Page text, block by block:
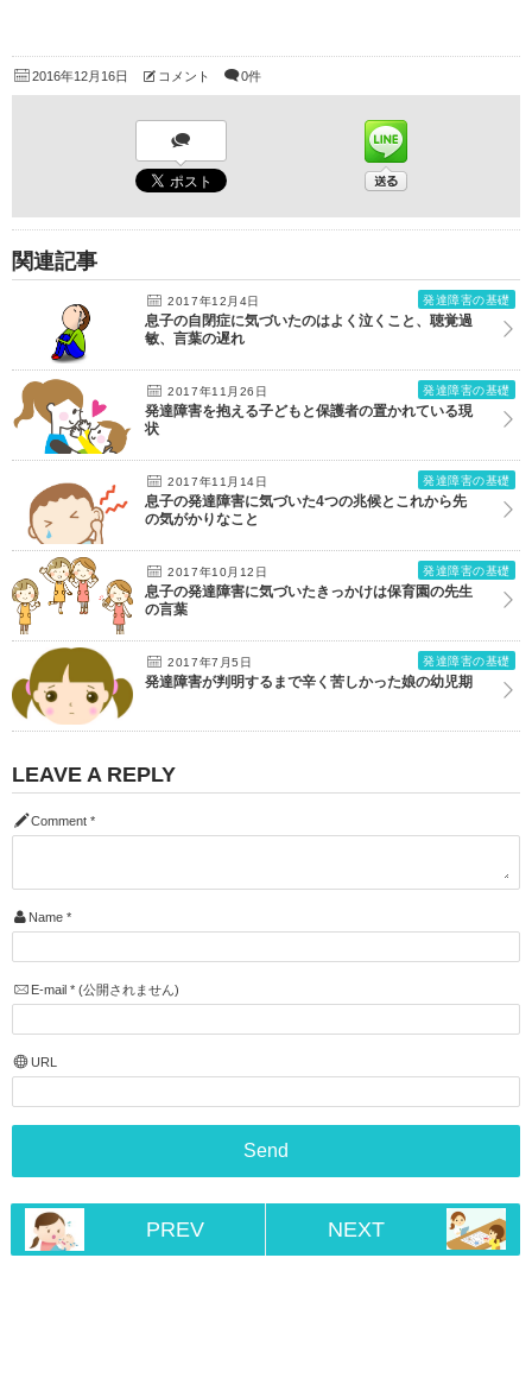
2016年12月16日 コメント 0件
関連記事
2017年12月4日 発達障害の基礎
息子の自閉症に気づいたのはよく泣くこと、聴覚過
敏、言葉の遅れ
2017年11月26日 発達障害の基礎
発達障害を抱える子どもと保護者の置かれている現
状
2017年11月14日 発達障害の基礎
息子の発達障害に気づいた4つの兆候とこれから先
の気がかりなこと
2017年10月12日 発達障害の基礎
息子の発達障害に気づいたきっかけは保育園の先生
の言葉
2017年7月5日 発達障害の基礎
発達障害が判明するまで辛く苦しかった娘の幼児期
LEAVE A REPLY
Comment *
Name *
E-mail *(公開されません)
URL
PREV NEXT